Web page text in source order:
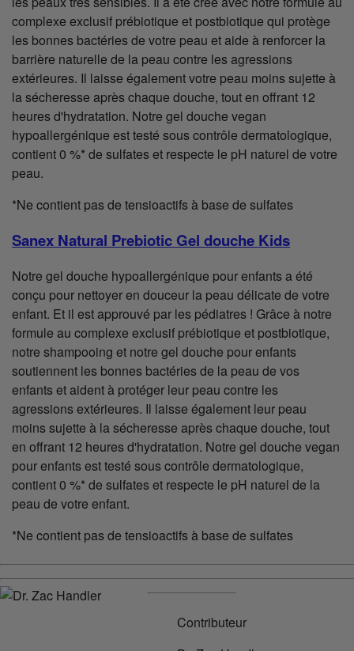
complexe exclusif prébiotique et postbiotique qui protège
les bonnes bactéries de votre peau et aide à renforcer la
barrière naturelle de la peau contre les agressions
extérieures. Il laisse également votre peau moins sujette à
la sécheresse après chaque douche, tout en offrant 12
heures d'hydratation. Notre gel douche vegan
hypoallergénique est testé sous contrôle dermatologique,
contient 0 %* de sulfates et respecte le pH naturel de votre
peau.
*Ne contient pas de tensioactifs à base de sulfates
Sanex Natural Prebiotic Gel douche Kids
Notre gel douche hypoallergénique pour enfants a été
conçu pour nettoyer en douceur la peau délicate de votre
enfant. Et il est approuvé par les pédiatres ! Grâce à notre
formule au complexe exclusif prébiotique et postbiotique,
notre shampooing et notre gel douche pour enfants
soutiennent les bonnes bactéries de la peau de vos
enfants et aident à protéger leur peau contre les
agressions extérieures. Il laisse également leur peau
moins sujette à la sécheresse après chaque douche, tout
en offrant 12 heures d'hydratation. Notre gel douche vegan
pour enfants est testé sous contrôle dermatologique,
contient 0 %* de sulfates et respecte le pH naturel de la
peau de votre enfant.
*Ne contient pas de tensioactifs à base de sulfates
Contributeur